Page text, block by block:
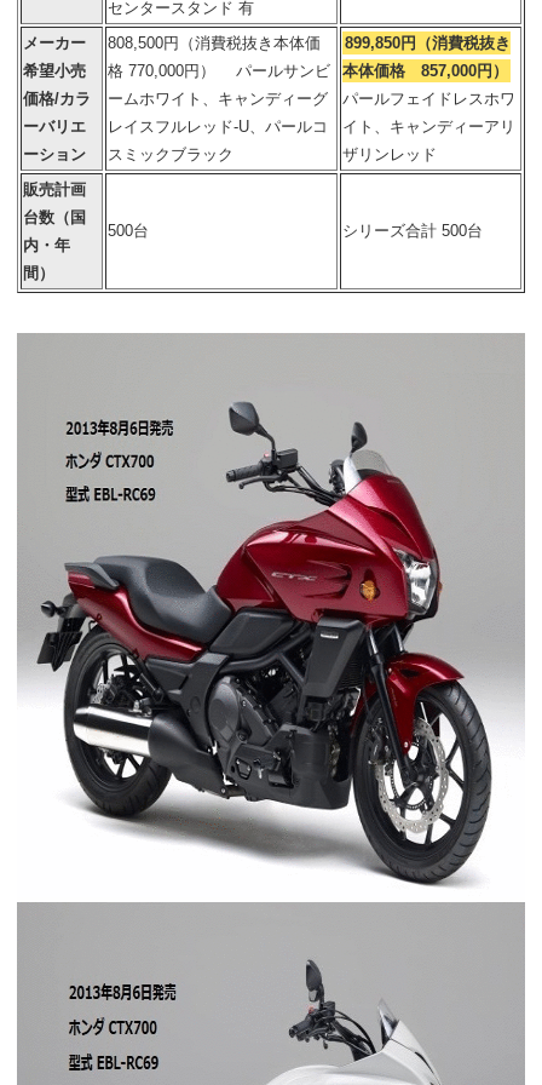
センタースタンド 有
メーカー
希望小売
価格/カラ
ーバリエ
ーション
808,500円（消費税抜き本体価
格 770,000円） パールサンビ
ームホワイト、キャンディーグ
レイスフルレッド-U、パールコ
スミックブラック
899,850円（消費税抜き
本体価格 857,000円）
パールフェイドレスホワ
イト、キャンディーアリ
ザリンレッド
販売計画
台数（国
内・年
間）
500台 シリーズ合計 500台